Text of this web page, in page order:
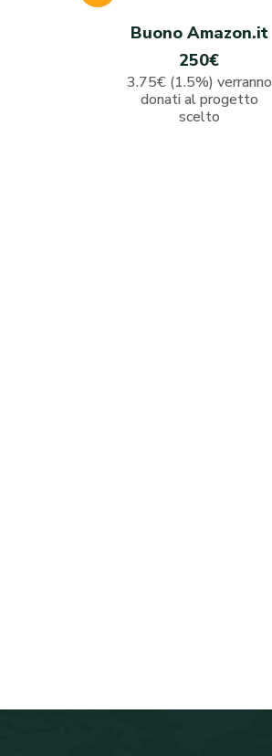
Buono Amazon.it
250€
3.75€ (1.5%) verranno
donati al progetto
scelto